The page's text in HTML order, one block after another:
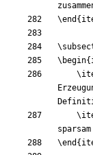
\end {
\begin{
\end {